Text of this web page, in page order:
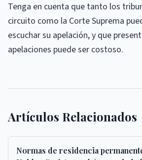
Tenga en cuenta que tanto los
circuito como la Corte Suprema
escuchar su apelación, y que
apelaciones puede ser costoso.
Artículos Relacionados
Normas de residencia